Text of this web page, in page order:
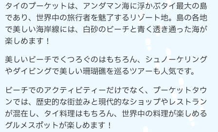
タイのプーケットは、アンダマン海に浮かぶタイ最大の島
であり、世界中の旅行者を魅了するリゾート地。島の各地
で美しい海岸線には、白砂のビーチと青く透き通った海が
楽しめます！
美しいビーチでくつろぐのはもちろん、シュノーケリング
やダイビングで美しい珊瑚礁を巡るツアーも人気です。
ビーチでのアクティビティーだけでなく、プーケットタウ
ンでは、歴史的な街並みと現代的なショップやレストラン
が混在し、タイ料理はもちろん、世界中の料理が楽しめる
グルメスポットが楽しめます！